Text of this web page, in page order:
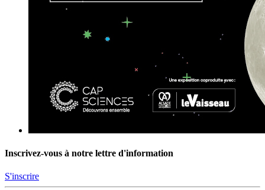
Inscrivez-vous à notre lettre d'information
S'inscrire